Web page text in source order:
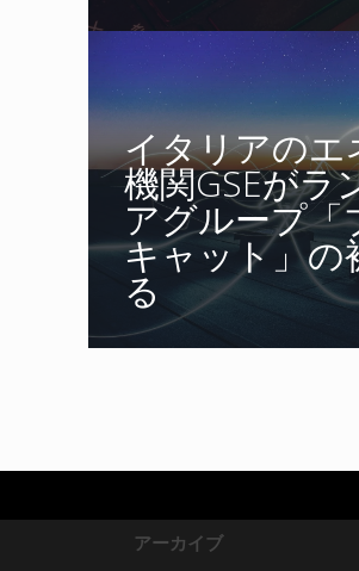
イタリアのエ
機関GSEがラ
アグループ「
キャット」の
る
アーカイブ